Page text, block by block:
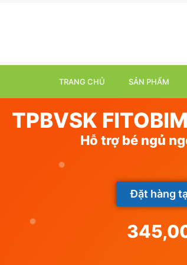
TRANG CHỦ SẢN PHẨM
TPBVSK
Hỗ trợ bé ngủ
Đặt hàng